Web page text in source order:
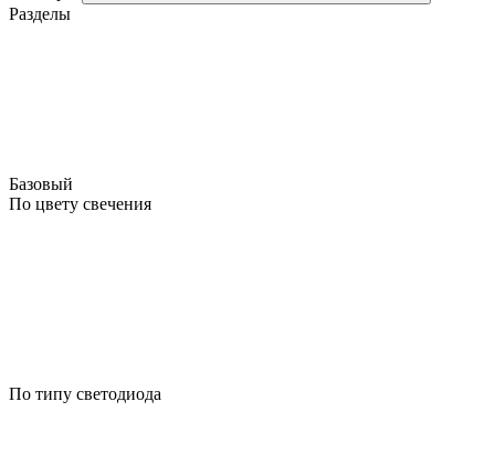
Разделы
Базовый
По цвету свечения
По типу светодиода